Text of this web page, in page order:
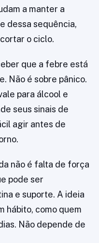
a manter a
dessa sequência,
o ciclo.
que a febre está
Não é sobre pânico.
para álcool e
seus sinais de
agir antes de
não é falta de força
pode ser
e suporte. A ideia
hábito, como quem
Não depende de